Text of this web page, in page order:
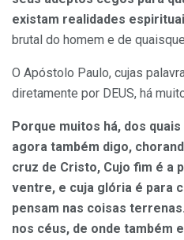
existam realidades
brutal do homem e de
O Apóstolo Paulo, cujas
diretamente por DEUS, há
Porque muitos há, dos
agora também digo,
cruz de Cristo, Cujo fim é a
ventre, e cuja glória é para
pensam nas coisas
nos céus, de onde também